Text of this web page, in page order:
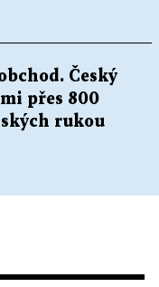
Český
přes 800
rukou